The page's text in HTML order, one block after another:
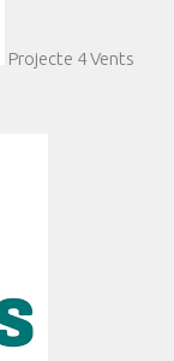
Projecte 4 Vents